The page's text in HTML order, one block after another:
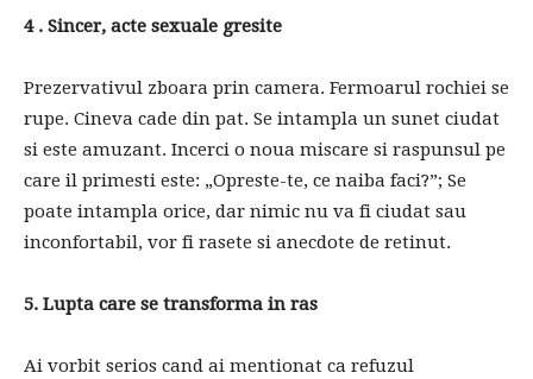
4 . Sincer, acte sexuale gresite
Prezervativul zboara prin camera. Fermoarul rochiei se
rupe. Cineva cade din pat. Se intampla un sunet ciudat
si este amuzant. Incerci o noua miscare si raspunsul pe
care il primesti este: „Opreste-te, ce naiba faci?”; Se
poate intampla orice, dar nimic nu va fi ciudat sau
inconfortabil, vor fi rasete si anecdote de retinut.
5. Lupta care se transforma in ras
Ai vorbit serios cand ai mentionat ca refuzul